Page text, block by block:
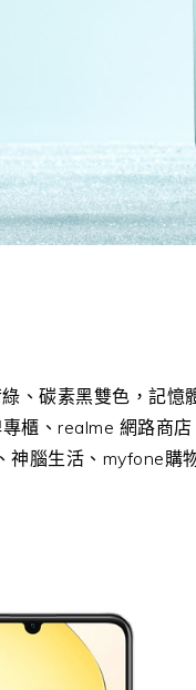
、碳素黑雙色，記憶
櫃、 realme 網路商店
神腦生活、 myfone購